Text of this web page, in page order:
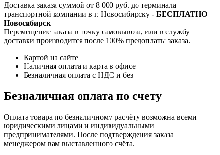
Доставка заказа суммой от 8 000 руб. до терминала
транспортной компании в г. Новосибирску - БЕСПЛАТНО
Новосибирск
Перемещение заказа в точку самовывоза, или в службу
доставки производится после 100% предоплаты заказа.
Картой на сайте
Наличная оплата и карта в офисе
Безналичная оплата с НДС и без
Безналичная оплата по счету
Оплата товара по безналичному расчёту возможна всеми
юридическими лицами и индивидуальными
предпринимателями. После подтверждения заказа
менеджером вам выставленного счёта.